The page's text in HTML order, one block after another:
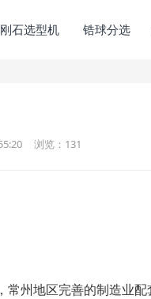
石选型机 锆球分选
浏览： 131
州地区完善的制造业